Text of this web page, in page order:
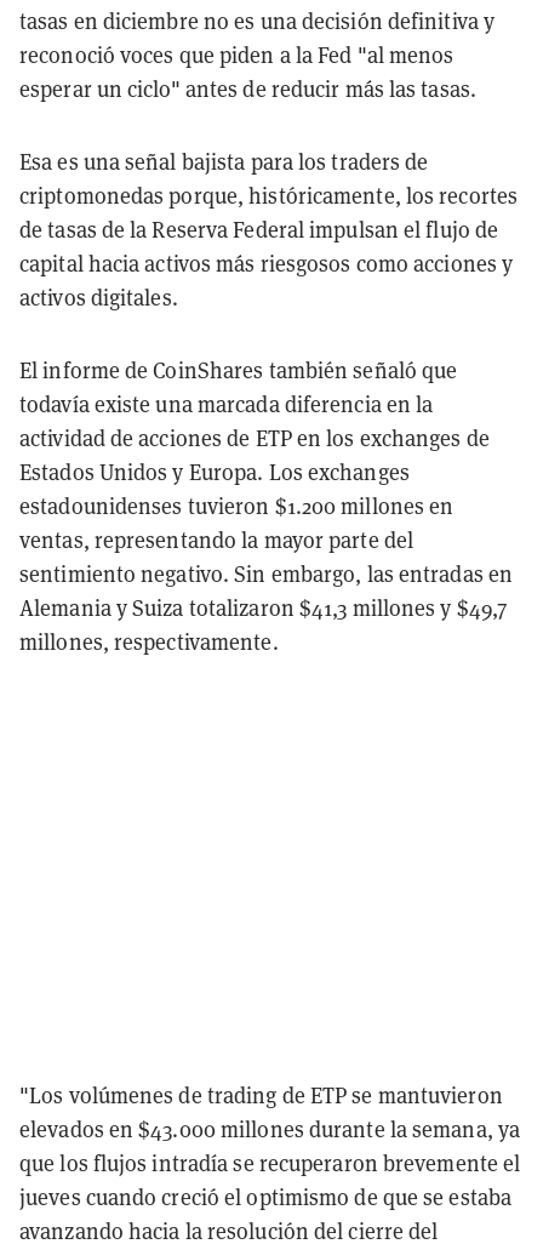
tasas en diciembre no es una decisión definitiva y
reconoció voces que piden a la Fed "al menos
esperar un ciclo" antes de reducir más las tasas.
Esa es una señal bajista para los traders de
criptomonedas porque, históricamente, los recortes
de tasas de la Reserva Federal impulsan el flujo de
capital hacia activos más riesgosos como acciones y
activos digitales.
El informe de CoinShares también señaló que
todavía existe una marcada diferencia en la
actividad de acciones de ETP en los exchanges de
Estados Unidos y Europa. Los exchanges
estadounidenses tuvieron $1.200 millones en
ventas, representando la mayor parte del
sentimiento negativo. Sin embargo, las entradas en
Alemania y Suiza totalizaron $41,3 millones y $49,7
millones, respectivamente.
"Los volúmenes de trading de ETP se mantuvieron
elevados en $43.000 millones durante la semana, ya
que los flujos intradía se recuperaron brevemente el
jueves cuando creció el optimismo de que se estaba
avanzando hacia la resolución del cierre del